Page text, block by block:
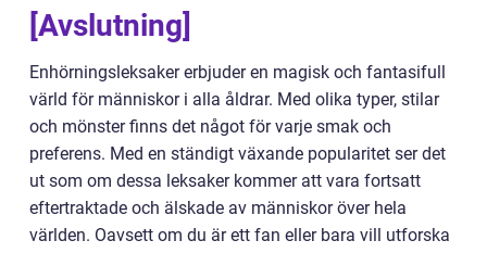
[Avslutning]
Enhörningsleksaker erbjuder en magisk och fantasifull
värld för människor i alla åldrar. Med olika typer, stilar
och mönster finns det något för varje smak och
preferens. Med en ständigt växande popularitet ser det
ut som om dessa leksaker kommer att vara fortsatt
eftertraktade och älskade av människor över hela
världen. Oavsett om du är ett fan eller bara vill utforska